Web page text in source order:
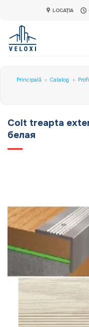
content
LOCAȚIA
Principală » Catalog »
Colt treapta
белая